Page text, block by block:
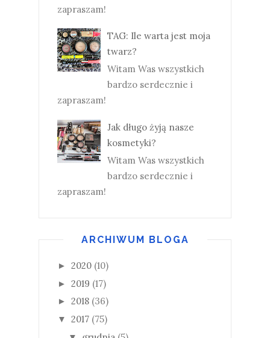
zapraszam!
TAG: Ile warta jest moja
twarz?
Witam Was wszystkich
bardzo serdecznie i
zapraszam!
Jak długo żyją nasze
kosmetyki?
Witam Was wszystkich
bardzo serdecznie i
zapraszam!
ARCHIWUM BLOGA
► 2020 (10)
► 2019 (17)
► 2018 (36)
▼ 2017 (75)